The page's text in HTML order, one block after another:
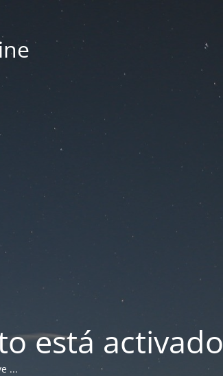
está activado
...